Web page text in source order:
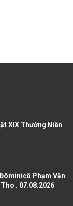
XIX Thường Niên
Phạm Văn
. 07.08.2026